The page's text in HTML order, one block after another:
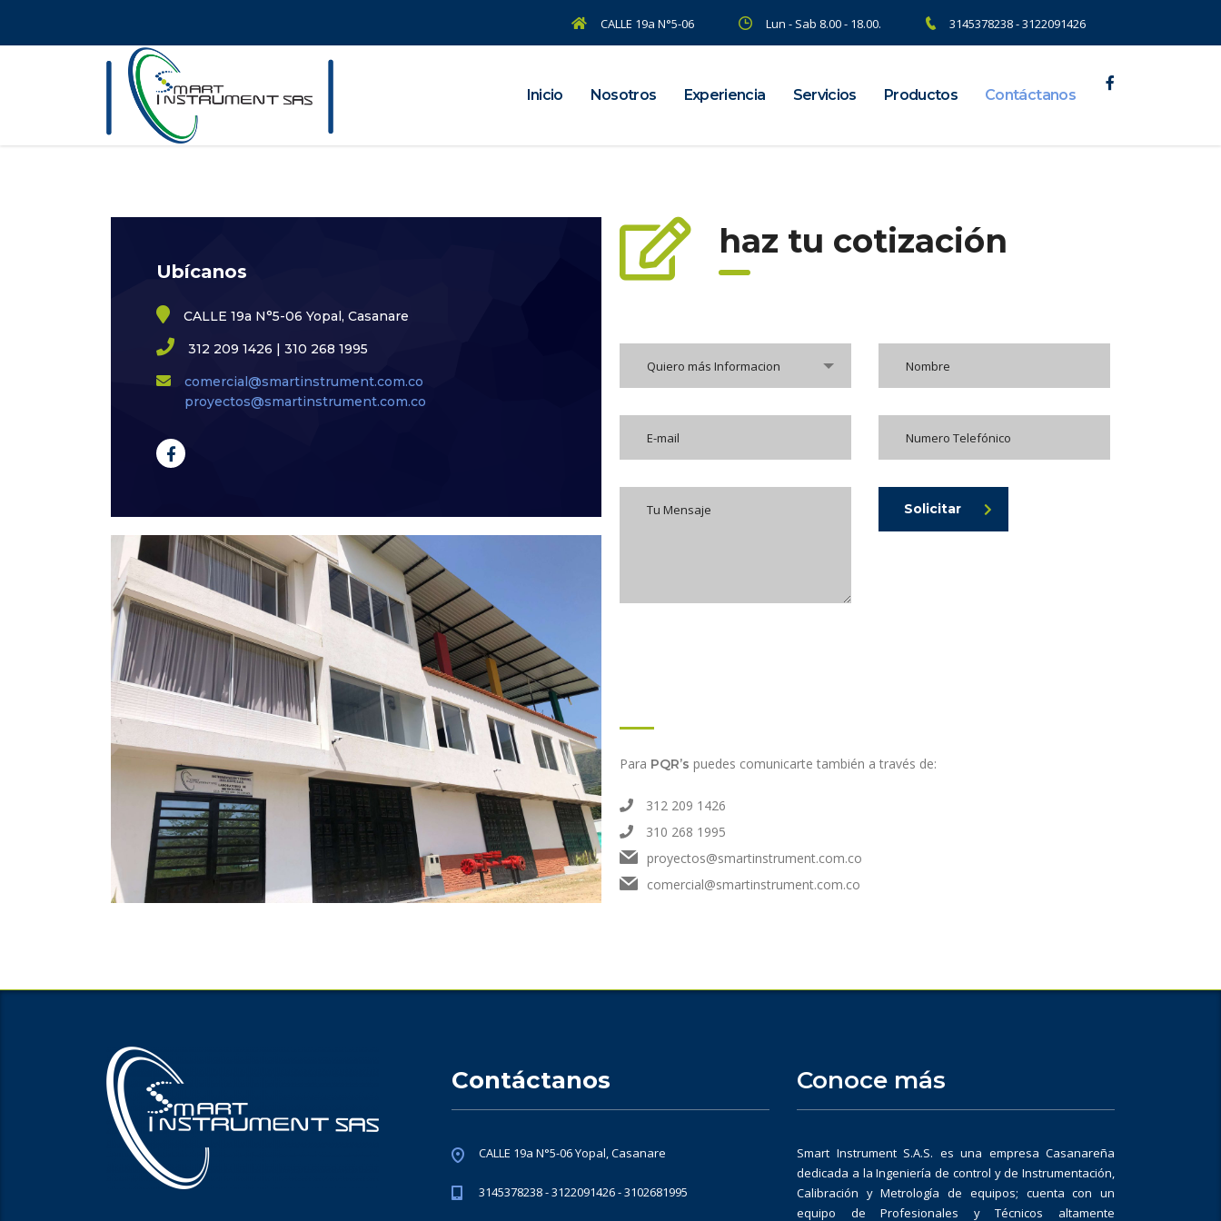
CALLE 19a N°5-06 Lun - Sab 8.00 - 18.00. 3145378238 - 3122091426
Inicio Nosotros Experiencia Servicios Productos Contáctanos
Ubícanos
CALLE 19a N°5-06 Yopal, Casanare
312 209 1426 | 310 268 1995
comercial@smartinstrument.com.co
proyectos@smartinstrument.com.co
haz tu cotización
Quiero más Informacion
Solicitar
Para PQR’s puedes comunicarte también a través de:
312 209 1426
310 268 1995
proyectos@smartinstrument.com.co
comercial@smartinstrument.com.co
Contáctanos
CALLE 19a N°5-06 Yopal, Casanare
3145378238 - 3122091426 - 3102681995
Conoce más
Smart Instrument S.A.S. es una empresa Casanareña
dedicada a la Ingeniería de control y de Instrumentación,
Calibración y Metrología de equipos; cuenta con un
equipo de Profesionales y Técnicos altamente